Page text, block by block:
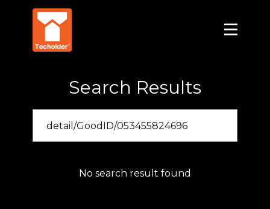
Search Results
No search result found